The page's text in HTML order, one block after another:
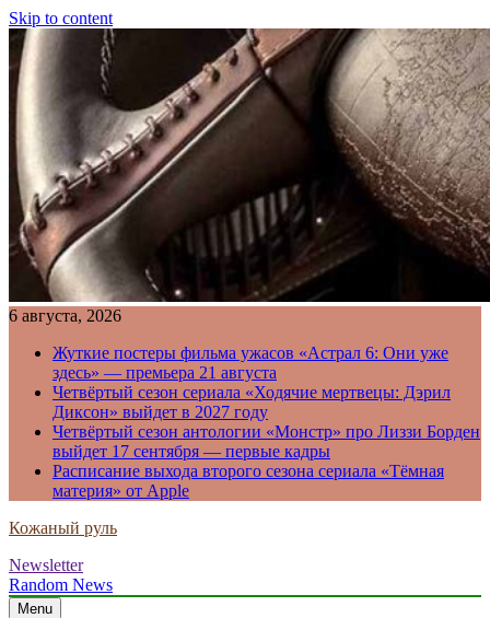
Skip to content
6 августа, 2026
Жуткие постеры фильма ужасов «Астрал 6: Они уже
здесь» — премьера 21 августа
Четвёртый сезон сериала «Ходячие мертвецы: Дэрил
Диксон» выйдет в 2027 году
Четвёртый сезон антологии «Монстр» про Лиззи Борден
выйдет 17 сентября — первые кадры
Расписание выхода второго сезона сериала «Тёмная
материя» от Apple
Кожаный руль
Newsletter
Random News
Menu